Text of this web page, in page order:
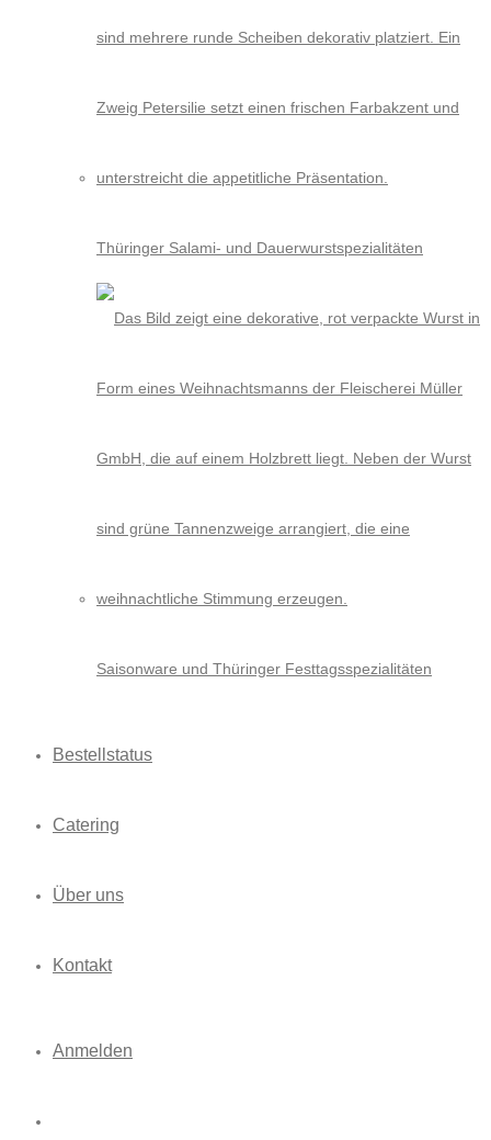
Thüringer Salami- und Dauerwurstspezialitäten
Saisonware und Thüringer Festtagsspezialitäten
Bestellstatus
Catering
Über uns
Kontakt
Anmelden